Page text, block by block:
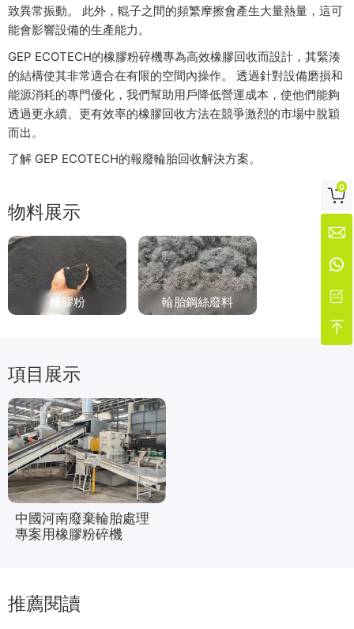
致異常振動。 此外，輥子之間的頻繁摩擦會產生大量熱量，這可
能會影響設備的生產能力。
GEP ECOTECH的橡膠粉碎機專為高效橡膠回收而設計，其緊湊
的結構使其非常適合在有限的空間內操作。 透過針對設備磨損和
能源消耗的專門優化，我們幫助用戶降低營運成本，使他們能夠
透過更永續、更有效率的橡膠回收方法在競爭激烈的市場中脫穎
而出。
了解 GEP ECOTECH的報廢輪胎回收解決方案。
物料展示
橡膠粉 輪胎鋼絲廢料
項目展示
中國河南廢棄輪胎處理
專案用橡膠粉碎機
推薦閱讀

0



